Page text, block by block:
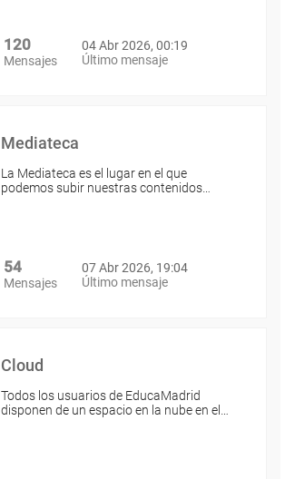
120
Mensajes
04 Abr 2026, 00:19
Último mensaje
Mediateca
La Mediateca es el lugar en el que
podemos subir nuestras contenidos…
54
Mensajes
07 Abr 2026, 19:04
Último mensaje
Cloud
Todos los usuarios de EducaMadrid
disponen de un espacio en la nube en el…